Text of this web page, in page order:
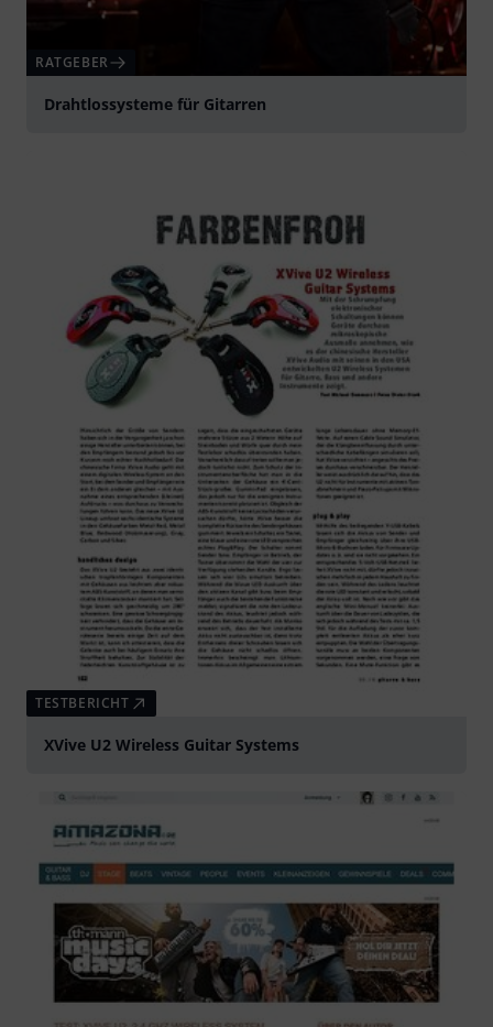
RATGEBER
Drahtlossysteme für Gitarren
TESTBERICHT
XVive U2 Wireless Guitar Systems